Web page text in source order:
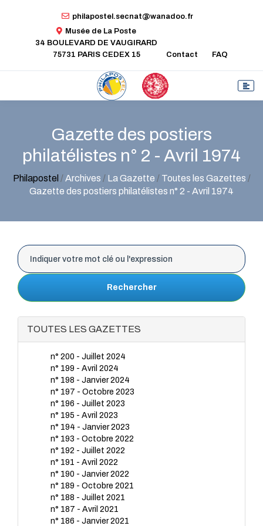
philapostel.secnat@wanadoo.fr
Musée de La Poste
34 BOULEVARD DE VAUGIRARD
75731 PARIS CEDEX 15
Contact FAQ
Gazette des postiers
philatélistes n° 2 - Avril 1974
Philapostel /Archives / La Gazette / Toutes les Gazettes /
Gazette des postiers philatélistes n° 2 - Avril 1974
Rechercher
TOUTES LES GAZETTES
n° 200 - Juillet 2024
n° 199 - Avril 2024
n° 198 - Janvier 2024
n° 197 - Octobre 2023
n° 196 - Juillet 2023
n° 195 - Avril 2023
n° 194 - Janvier 2023
n° 193 - Octobre 2022
n° 192 - Juillet 2022
n° 191 - Avril 2022
n° 190 - Janvier 2022
n° 189 - Octobre 2021
n° 188 - Juillet 2021
n° 187 - Avril 2021
n° 186 - Janvier 2021